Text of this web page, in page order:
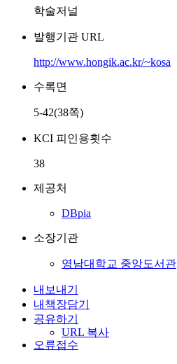
학술저널
발행기관 URL
http://www.hongik.ac.kr/~kosa
수록면
5-42(38쪽)
KCI 피인용횟수
38
제공처
DBpia
소장기관
영남대학교 중앙도서관
내보내기
내책장담기
공유하기
URL 복사
오류접수